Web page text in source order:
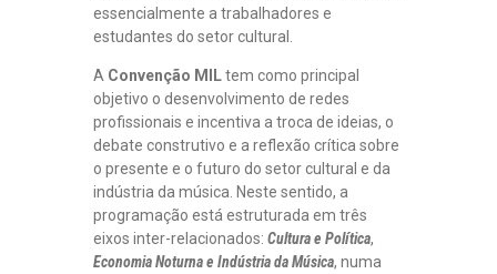
essencialmente a trabalhadores e
estudantes do setor cultural.
A Convenção MILtem como principal
objetivo o desenvolvimento de redes
profissionais e incentiva a troca de ideias, o
debate construtivo e a reflexão crítica sobre
o presente e o futuro do setor cultural e da
indústria da música. Neste sentido, a
programação está estruturada em três
eixos inter-relacionados: Cultura e Política,
Economia Noturna e Indústria da Música, numa